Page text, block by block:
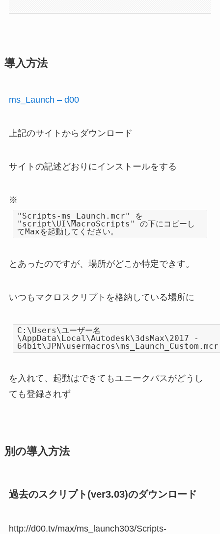
導入方法
ms_Launch – d00
上記のサイトからダウンロード
サイトの記述どおりにインストールをする
※
"Scripts-ms_Launch.mcr" を
"script\UI\MacroScripts" の下にコピーし
てMaxを起動してください。
とあったのですが、場所がどこか特定できす。
いつもマクロスクリプトを格納している場所に
C:\Users\ユーザー名
\AppData\Local\Autodesk\3dsMax\2017 -
64bit\JPN\usermacros\ms_Launch_Custom.mcr
を入れて、起動はできてもユニークパスがどうし
ても登録されず
別の導入方法
過去のスクリプト(ver3.03)のダウンロード
http://d00.tv/max/ms_launch303/Scripts-